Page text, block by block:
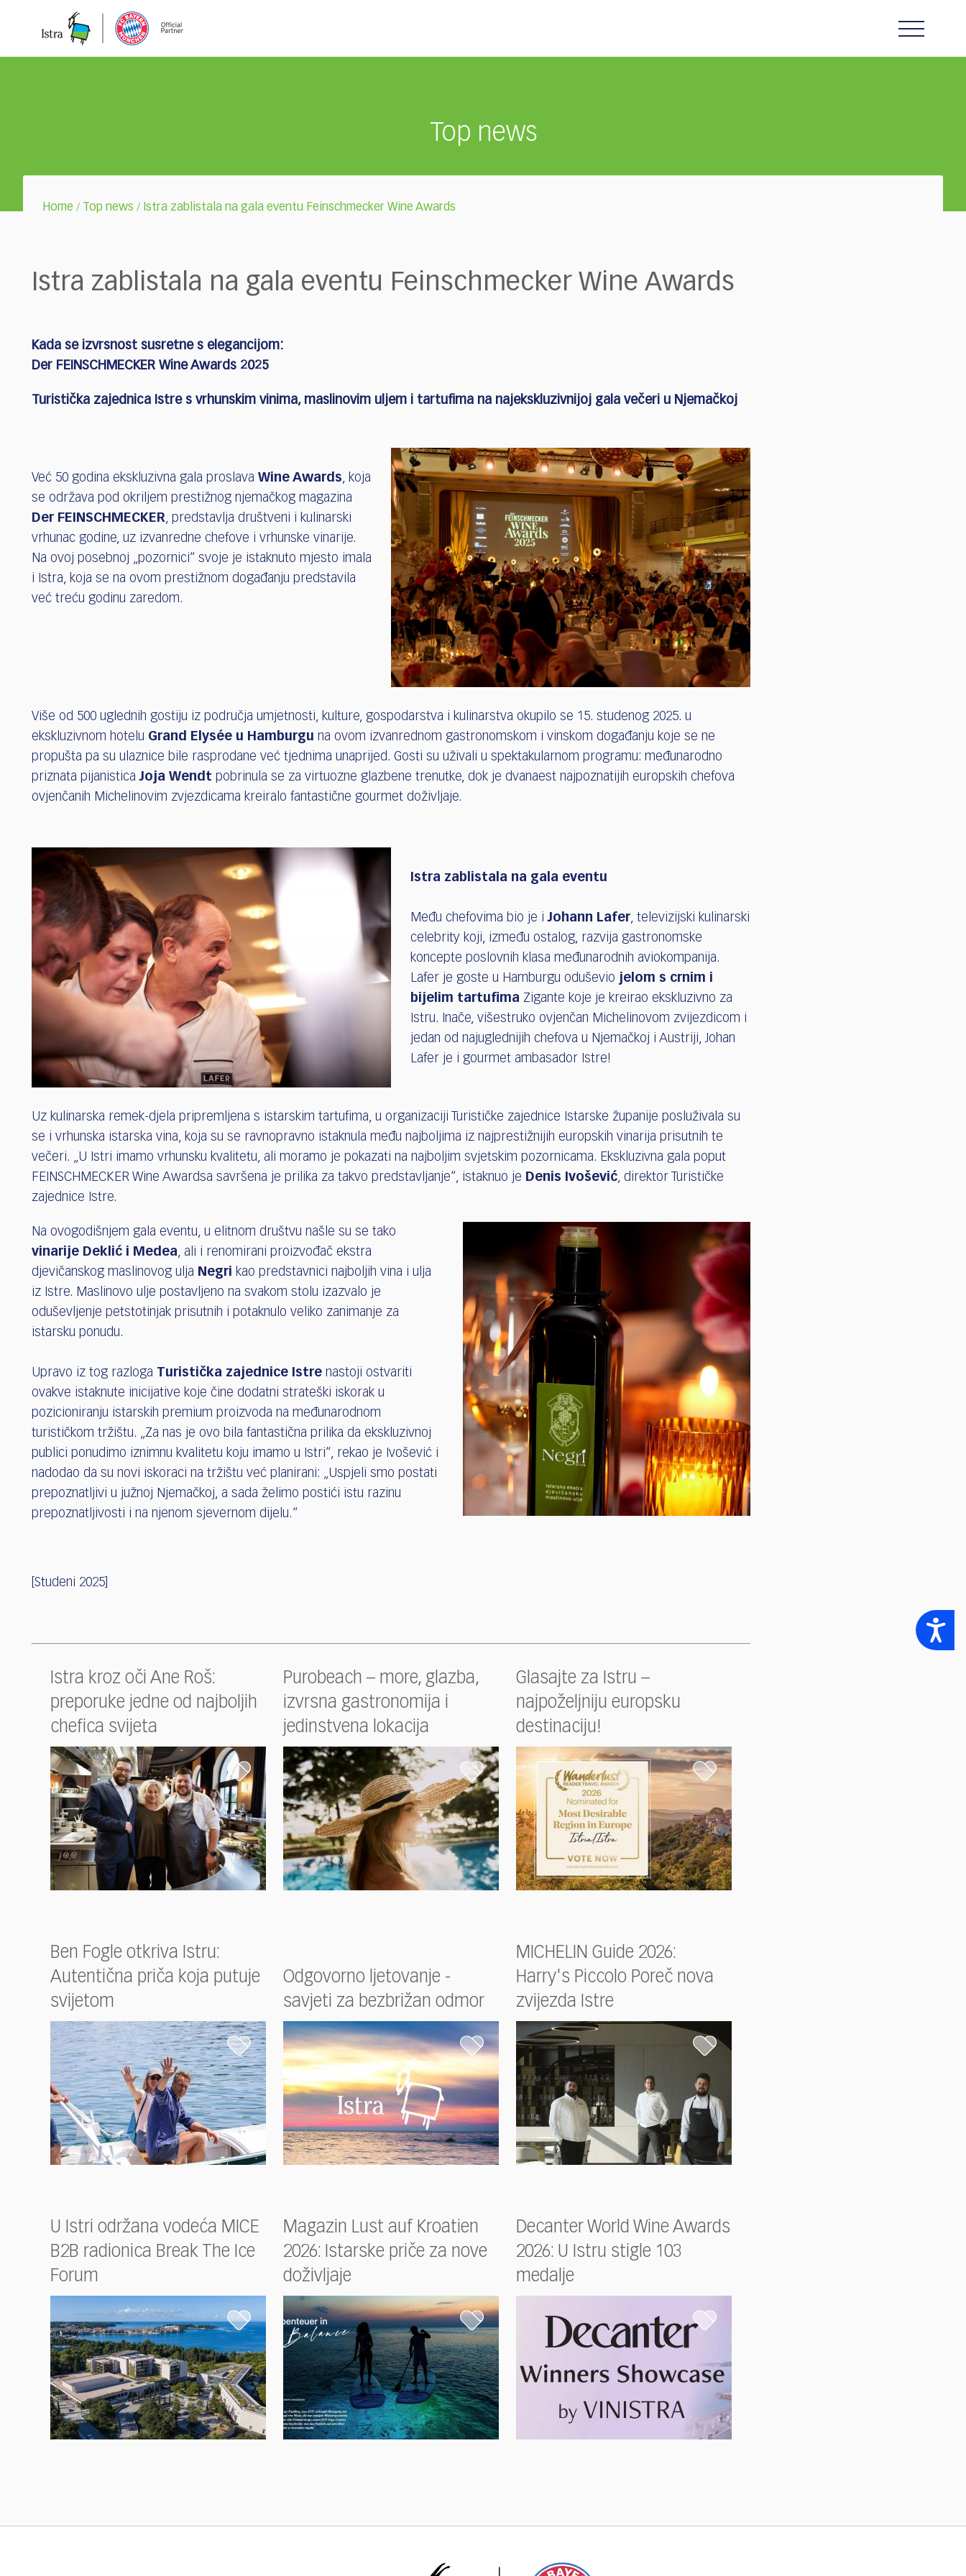
website
visually
accessibility
Accessibility
Top news
Home / Top news / Istra zablistala na gala eventu Feinschmecker Wine Awards
Istra zablistala na gala eventu Feinschmecker Wine Awards
Kada se izvrsnost susretne s elegancijom:
Der FEINSCHMECKER Wine Awards 2025
Turistička zajednica Istre s vrhunskim vinima, maslinovim uljem i tartufima na najekskluzivnijoj gala večeri u Njemačkoj
Već 50 godina ekskluzivna gala proslava Wine Awards, koja
se održava pod okriljem prestižnog njemačkog magazina
Der FEINSCHMECKER, predstavlja društveni i kulinarski
vrhunac godine, uz izvanredne chefove i vrhunske vinarije.
Na ovoj posebnoj „pozornici“ svoje je istaknuto mjesto imala
i Istra, koja se na ovom prestižnom događanju predstavila
već treću godinu zaredom.
Više od 500 uglednih gostiju iz područja umjetnosti, kulture, gospodarstva i kulinarstva okupilo se 15. studenog 2025. u
ekskluzivnom hotelu Grand Elysée u Hamburgu
na ovom izvanrednom gastronomskom i vinskom događanju koje se ne
propušta pa su ulaznice bile rasprodane već tjednima unaprijed. Gosti su uživali u spektakularnom programu: međunarodno
priznata pijanisticaJoja Wendt pobrinula se za virtuozne glazbene trenutke, dok je dvanaest najpoznatijih europskih chefova
ovjenčanih Michelinovim zvjezdicama kreiralo fantastične gourmet doživljaje.
Istra zablistala na gala eventu
Među chefovima bio je iJohann Lafer, televizijski kulinarski
celebrity koji, između ostalog, razvija gastronomske
koncepte poslovnih klasa međunarodnih aviokompanija.
Lafer je goste u Hamburgu oduševio
jelom s crnim i
bijelim tartufima Zigante koje je kreirao ekskluzivno za
Istru. Inače, višestruko ovjenčan Michelinovom zvijezdicom i
jedan od najuglednijih chefova u Njemačkoj i Austriji, Johan
Lafer je i gourmet ambasador Istre!
Uz kulinarska remek-djela pripremljena s istarskim tartufima, u organizaciji Turističke zajednice Istarske županije posluživala su
se i vrhunska istarska vina, koja su se ravnopravno istaknula među najboljima iz najprestižnijih europskih vinarija prisutnih te
večeri. „U Istri imamo vrhunsku kvalitetu, ali moramo je pokazati na najboljim svjetskim pozornicama. Ekskluzivna gala poput
FEINSCHMECKER Wine Awardsa savršena je prilika za takvo predstavljanje“, istaknuo je Denis Ivošević, direktor Turističke
zajednice Istre.
Na ovogodišnjem gala eventu, u elitnom društvu našle su se tako
vinarije Deklić i Medea, ali i renomirani proizvođač ekstra
djevičanskog maslinovog ulja Negri kao predstavnici najboljih vina i ulja
iz Istre. Maslinovo ulje postavljeno na svakom stolu izazvalo je
oduševljenje petstotinjak prisutnih i potaknulo veliko zanimanje za
istarsku ponudu.
Upravo iz tog razloga Turistička zajednice Istre nastoji ostvariti
ovakve istaknute inicijative koje čine dodatni strateški iskorak u
pozicioniranju istarskih premium proizvoda na međunarodnom
turističkom tržištu. „Za nas je ovo bila fantastična prilika da ekskluzivnoj
publici ponudimo iznimnu kvalitetu koju imamo u Istri“, rekao je Ivošević i
nadodao da su novi iskoraci na tržištu već planirani: „Uspjeli smo postati
prepoznatljivi u južnoj Njemačkoj, a sada želimo postići istu razinu
prepoznatljivosti i na njenom sjevernom dijelu.“
[Studeni 2025]
Istra kroz oči Ane Roš:
preporuke jedne od najboljih
chefica svijeta
Purobeach – more, glazba,
izvrsna gastronomija i
jedinstvena lokacija
Glasajte za Istru –
najpoželjniju europsku
destinaciju!
Ben Fogle otkriva Istru:
Autentična priča koja putuje
svijetom
Odgovorno ljetovanje -
savjeti za bezbrižan odmor
MICHELIN Guide 2026:
Harry's Piccolo Poreč nova
zvijezda Istre
U Istri održana vodeća MICE
B2B radionica Break The Ice
Forum
Magazin Lust auf Kroatien
2026: Istarske priče za nove
doživljaje
Decanter World Wine Awards
2026: U Istru stigle 103
medalje